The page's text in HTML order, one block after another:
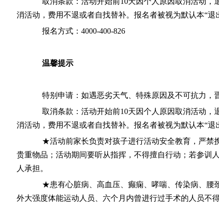
消活动，费用不退或者自找替补。报名者被视为默认本“
报名方式：4000-400-826
温馨提示
特别申请：如遇恶劣天气、特殊原因及不可抗力，
取消条款：活动开始前10天因个人原因取消活动，
消活动，费用不退或者自找替补。报名者被视为默认本“
★活动前家长负责对孩子进行活动安全教育，严禁
贵重物品；活动期间要听从指挥，不得擅自行动；若参训
人承担。
★患有心脏病、高血压、癫痫、哮喘、传染病、腰
外大强度体能运动人员、六个月内曾进行过手术的人员不